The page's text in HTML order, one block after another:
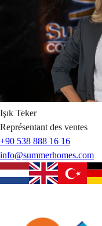
Işık Teker
Représentant des ventes
+90 538 888 16 16
info@summerhomes.com